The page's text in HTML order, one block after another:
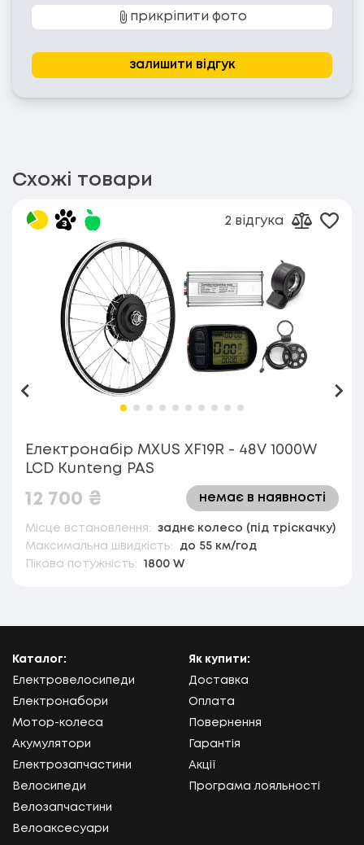
прикріпити фото
залишити відгук
Схожі товари
Назад
Електронабір MXUS XF19R - 48V 1000W
LCD Kunteng PAS
12 700 ₴ немає в наявності
2 відгука
Додати
Місце встановлення:
заднє колесо (під тріскачку)
Максимальна швидкість:
до 55 км/год
Пікова потужність:
1800 W
Каталог:
Електровелосипеди
Електронабори
Мотор-колеса
Акумулятори
Електрозапчастини
Велосипеди
Велозапчастини
Велоаксесуари
Як купити:
Доставка
Оплата
Повернення
Гарантія
Акції
Програма лояльності